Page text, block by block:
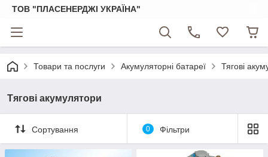
ТОВ "ПЛАСЕНЕРДЖІ УКРАЇНА"
Товари та послуги Акумуляторні батареї Тягові
Тягові акумулятори
Сортування 0 Фільтри